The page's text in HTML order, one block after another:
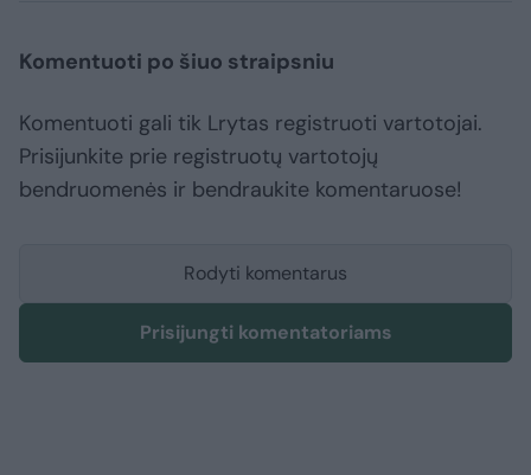
Komentuoti po šiuo straipsniu
Komentuoti gali tik Lrytas registruoti vartotojai.
Prisijunkite prie registruotų vartotojų
bendruomenės ir bendraukite komentaruose!
Rodyti komentarus
Prisijungti komentatoriams